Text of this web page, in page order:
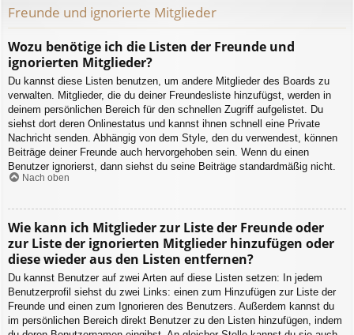
Freunde und ignorierte Mitglieder
Wozu benötige ich die Listen der Freunde und
ignorierten Mitglieder?
Du kannst diese Listen benutzen, um andere Mitglieder des Boards zu
verwalten. Mitglieder, die du deiner Freundesliste hinzufügst, werden in
deinem persönlichen Bereich für den schnellen Zugriff aufgelistet. Du
siehst dort deren Onlinestatus und kannst ihnen schnell eine Private
Nachricht senden. Abhängig von dem Style, den du verwendest, können
Beiträge deiner Freunde auch hervorgehoben sein. Wenn du einen
Benutzer ignorierst, dann siehst du seine Beiträge standardmäßig nicht.
Nach oben
Wie kann ich Mitglieder zur Liste der Freunde oder
zur Liste der ignorierten Mitglieder hinzufügen oder
diese wieder aus den Listen entfernen?
Du kannst Benutzer auf zwei Arten auf diese Listen setzen: In jedem
Benutzerprofil siehst du zwei Links: einen zum Hinzufügen zur Liste der
Freunde und einen zum Ignorieren des Benutzers. Außerdem kannst du
im persönlichen Bereich direkt Benutzer zu den Listen hinzufügen, indem